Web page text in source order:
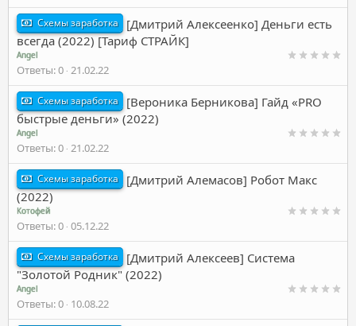
Схемы заработка
[Дмитрий Алексеенко] Деньги есть
всегда (2022) [Тариф СТРАЙК]
Angel
Ответы 0 21.02.22
Схемы заработка
[Вероника Берникова] Гайд «PRO
быстрые деньги» (2022)
Angel
Ответы 0 21.02.22
Схемы заработка
[Дмитрий Алемасов] Робот Макс
(2022)
Котофей
Ответы 0 05.12.22
Схемы заработка
[Дмитрий Алексеев] Система
"Золотой Родник" (2022)
Angel
Ответы 0 10.08.22